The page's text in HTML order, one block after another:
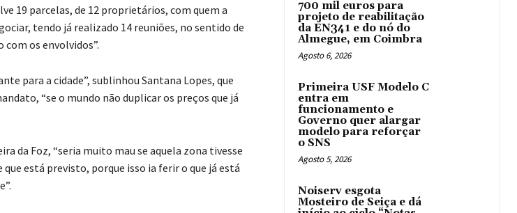
19 parcelas, de 12 proprietários, com quem a
tendo já realizado 14 reuniões, no sentido de
os envolvidos”.
para a cidade”, sublinhou Santana Lopes, que
“se o mundo não duplicar os preços que já
da Foz, “seria muito mau se aquela zona tivesse
está previsto, porque isso ia ferir o que já está
700 mil euros para
projeto de reabilitação
da EN341 e do nó do
Almegue, em Coimbra
Agosto 6, 2026
Primeira USF Modelo C
entra em
funcionamento e
Governo quer alargar
modelo para reforçar
o SNS
Agosto 5, 2026
Noiserv esgota
Mosteiro de Seiça e dá